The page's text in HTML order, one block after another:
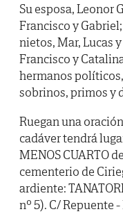
Su esposa, Leonor
Francisco y
nietos, Mar, Lucas
Francisco y
hermanos
sobrinos, primos y
Ruegan una
cadáver tendrá
MENOS CUARTO
cementerio de
ardiente:
nº 5). C/ Repuente